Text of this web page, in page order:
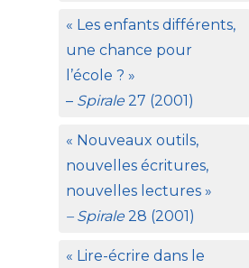
« Les enfants différents,
une chance pour
l’école ? »
– Spirale27 (2001)
« Nouveaux outils,
nouvelles écritures,
nouvelles lectures »
– Spirale28 (2001)
« Lire-écrire dans le